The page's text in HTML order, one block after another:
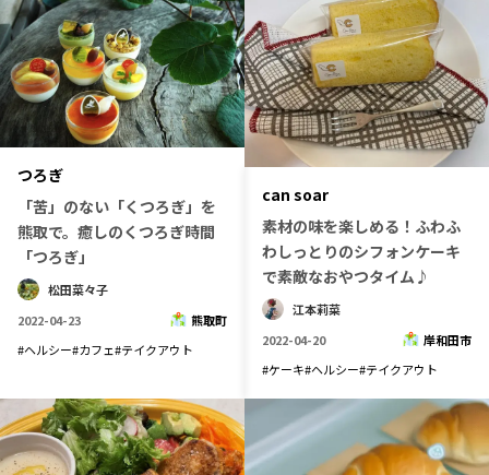
つろぎ
「苦」のない「くつろぎ」を
熊取で。癒しのくつろぎ時間
「つろぎ」
松田菜々子
2022-04-23
熊取町
#ヘルシー#カフェ#テイクアウト
can soar
素材の味を楽しめる！ふわふ
わしっとりのシフォンケーキ
で素敵なおやつタイム♪
江本莉菜
2022-04-20
岸和田市
#ケーキ#ヘルシー#テイクアウト